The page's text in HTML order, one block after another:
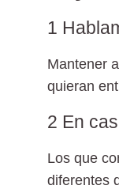
1
Mantener
quieran
2 En
Los que
diferentes